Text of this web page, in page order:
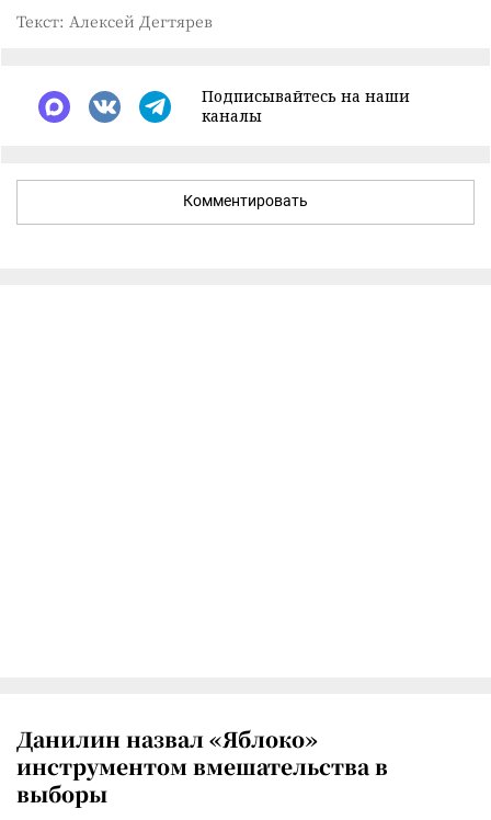
Текст: Алексей Дегтярев
Подписывайтесь на наши
каналы
Комментировать
Данилин назвал «Яблоко»
инструментом вмешательства в
выборы